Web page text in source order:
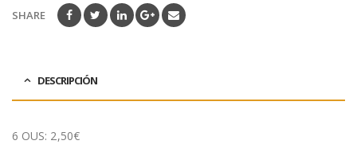
SHARE
DESCRIPCIÓN
6 OUS: 2,50€